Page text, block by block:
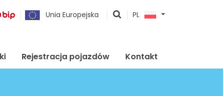
Unia Europejska
pokaż
PL
Rejestracja pojazdów Kontakt